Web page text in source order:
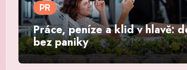
PR
Práce, peníze a klid v hlavě:
bez paniky